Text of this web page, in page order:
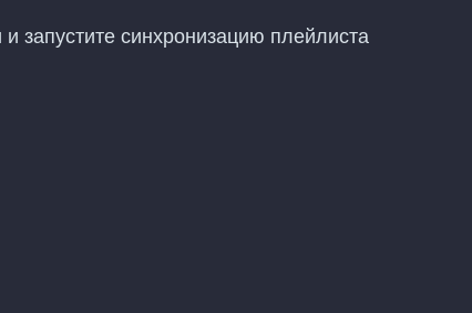
запустите синхронизацию плейлиста